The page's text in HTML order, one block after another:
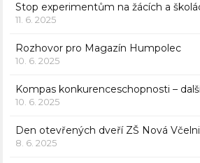
Stop experimentům na žácích a
11. 6. 2025
Rozhovor pro Magazín Humpolec
10. 6. 2025
Kompas konkurenceschopnosti –
10. 6. 2025
Den otevřených dveří ZŠ Nová
8. 6. 2025